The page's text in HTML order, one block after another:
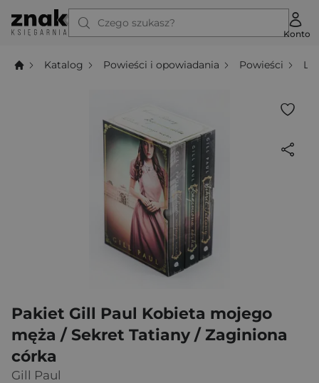
Czego szukasz?
Konto
Katalog Powieści i opowiadania Powieści
Pakiet Gill Paul Kobieta mojego
męża / Sekret Tatiany / Zaginiona
córka
Gill Paul